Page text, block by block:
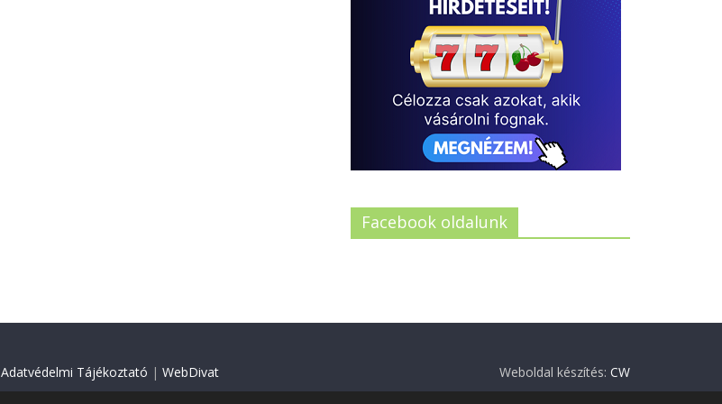
Facebook oldalunk
Adatvédelmi Tájékoztató | WebDivat
Weboldal készítés: CW